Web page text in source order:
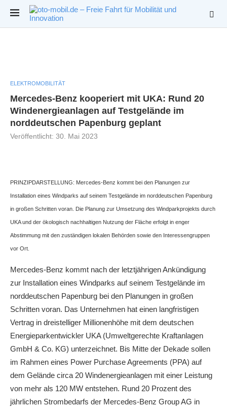
ELEKTROMOBILITÄT
Mercedes-Benz kooperiert mit UKA: Rund 20
Windenergieanlagen auf Testgelände im
norddeutschen Papenburg geplant
Veröffentlicht: 30. Mai 2023
PRINZIPDARSTELLUNG: Mercedes-Benz kommt bei den Planungen zur
Installation eines Windparks auf seinem Testgelände im norddeutschen Papenburg
in großen Schritten voran. Die Planung zur Umsetzung des Windparkprojekts durch
UKA und der ökologisch nachhaltigen Nutzung der Fläche erfolgt in enger
Abstimmung mit den zuständigen lokalen Behörden sowie den Interessengruppen
vor Ort.
Mercedes-Benz kommt nach der letztjährigen Ankündigung
zur Installation eines Windparks auf seinem Testgelände im
norddeutschen Papenburg bei den Planungen in großen
Schritten voran. Das Unternehmen hat einen langfristigen
Vertrag in dreistelliger Millionenhöhe mit dem deutschen
Energieparkentwickler UKA (Umweltgerechte Kraftanlagen
GmbH & Co. KG) unterzeichnet. Bis Mitte der Dekade sollen
im Rahmen eines Power Purchase Agreements (PPA) auf
dem Gelände circa 20 Windenergieanlagen mit einer Leistung
von mehr als 120 MW entstehen. Rund 20 Prozent des
jährlichen Strombedarfs der Mercedes-Benz Group AG in